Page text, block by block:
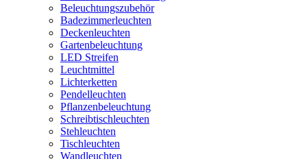
Beleuchtungszubehör
Badezimmerleuchten
Deckenleuchten
Gartenbeleuchtung
LED Streifen
Leuchtmittel
Lichterketten
Pendelleuchten
Pflanzenbeleuchtung
Schreibtischleuchten
Stehleuchten
Tischleuchten
Wandleuchten